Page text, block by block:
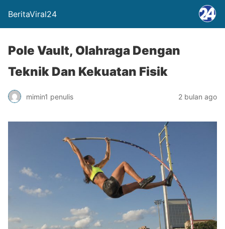
BeritaViral24
Pole Vault, Olahraga Dengan
Teknik Dan Kekuatan Fisik
mimin1 penulis 2 bulan ago